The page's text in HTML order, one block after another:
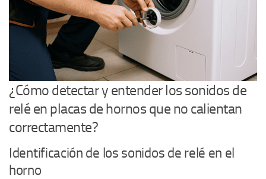
¿Cómo detectar y entender los sonidos de
relé en placas de hornos que no calientan
correctamente?
Identificación de los sonidos de relé en el
horno